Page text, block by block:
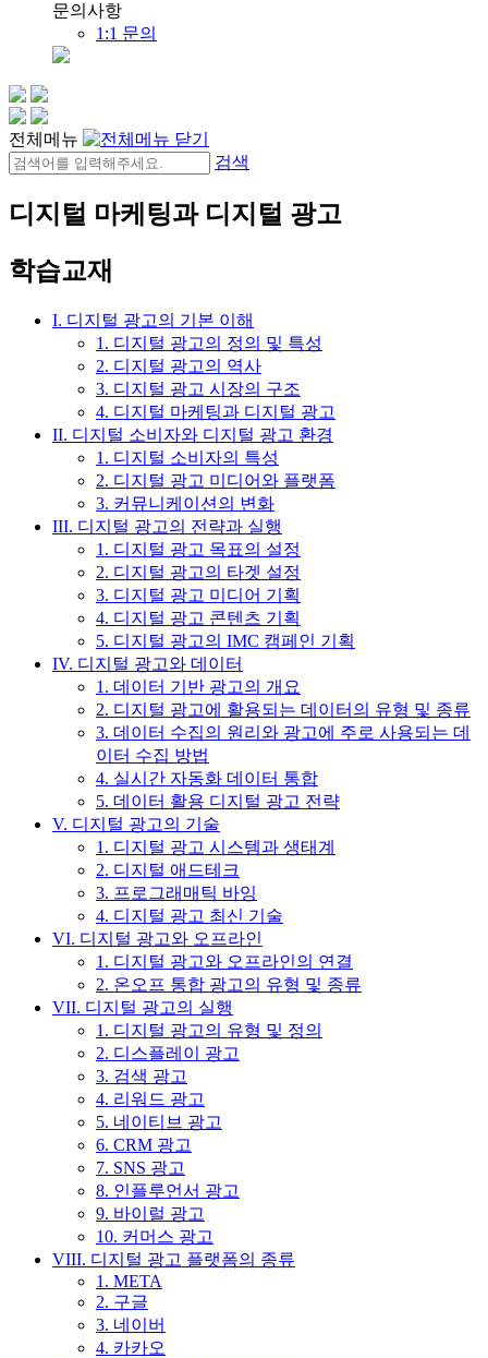
문의사항
1:1 문의
전체메뉴
검색
디지털 마케팅과 디지털 광고
학습교재
I. 디지털 광고의 기본 이해
1. 디지털 광고의 정의 및 특성
2. 디지털 광고의 역사
3. 디지털 광고 시장의 구조
4. 디지털 마케팅과 디지털 광고
II. 디지털 소비자와 디지털 광고 환경
1. 디지털 소비자의 특성
2. 디지털 광고 미디어와 플랫폼
3. 커뮤니케이션의 변화
III. 디지털 광고의 전략과 실행
1. 디지털 광고 목표의 설정
2. 디지털 광고의 타겟 설정
3. 디지털 광고 미디어 기획
4. 디지털 광고 콘텐츠 기획
5. 디지털 광고의 IMC 캠페인 기획
IV. 디지털 광고와 데이터
1. 데이터 기반 광고의 개요
2. 디지털 광고에 활용되는 데이터의 유형 및 종류
3. 데이터 수집의 원리와 광고에 주로 사용되는 데
이터 수집 방법
4. 실시간 자동화 데이터 통합
5. 데이터 활용 디지털 광고 전략
V. 디지털 광고의 기술
1. 디지털 광고 시스템과 생태계
2. 디지털 애드테크
3. 프로그래매틱 바잉
4. 디지털 광고 최신 기술
VI. 디지털 광고와 오프라인
1. 디지털 광고와 오프라인의 연결
2. 온오프 통합 광고의 유형 및 종류
VII. 디지털 광고의 실행
1. 디지털 광고의 유형 및 정의
2. 디스플레이 광고
3. 검색 광고
4. 리워드 광고
5. 네이티브 광고
6. CRM 광고
7. SNS 광고
8. 인플루언서 광고
9. 바이럴 광고
10. 커머스 광고
VIII. 디지털 광고 플랫폼의 종류
1. META
2. 구글
3. 네이버
4. 카카오